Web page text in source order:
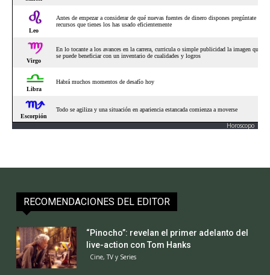
Horoscopo
RECOMENDACIONES DEL EDITOR
“Pinocho”: revelan el primer adelanto del
live-action con Tom Hanks
Cine, TV y Series